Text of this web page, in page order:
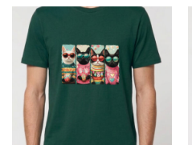
multe
variații.
Opțiunile
pot
alese
pagina